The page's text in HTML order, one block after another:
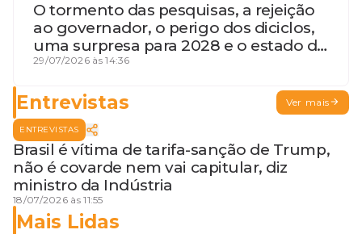
O tormento das pesquisas, a rejeição
ao governador, o perigo dos diciclos,
uma surpresa para 2028 e o estado de
terceira guerra mundial
29/07/2026 às 14:36
Entrevistas Ver mais
ENTREVISTAS
Brasil é vítima de tarifa-sanção de Trump,
não é covarde nem vai capitular, diz
ministro da Indústria
18/07/2026 às 11:55
Mais Lidas